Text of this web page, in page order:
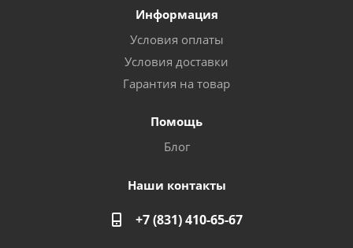
Информация
Условия оплаты
Условия доставки
Гарантия на товар
Помощь
Блог
Наши контакты
+7 (831) 410-65-67